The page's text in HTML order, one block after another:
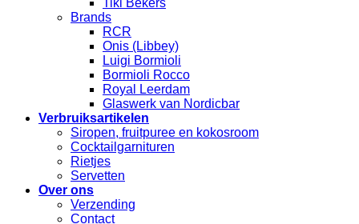
Tiki Bekers
Brands
RCR
Onis (Libbey)
Luigi Bormioli
Bormioli Rocco
Royal Leerdam
Glaswerk van Nordicbar
Verbruiksartikelen
Siropen, fruitpuree en kokosroom
Cocktailgarnituren
Rietjes
Servetten
Over ons
Verzending
Contact